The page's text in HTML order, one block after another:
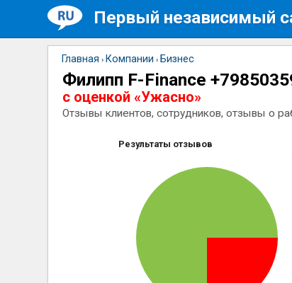
Первый независимый
Главная › Компании › Бизнес
Филипп F-Finance
с оценкой «Ужасно»
Отзывы клиентов, сотрудников, отзывы о
Результаты отзывов